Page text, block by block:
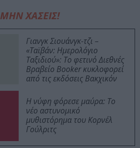
ΜΗΝ ΧΑΣΕΙΣ!
Γιανγκ Σιουάνγκ-τζι –
«Ταϊβάν: Ημερολόγιο
Ταξιδιού»: Το φετινό Διεθνές
Βραβείο Booker κυκλοφορεί
από τις εκδόσεις Βακχικόν
Η νύφη φόρεσε μαύρα: Το
νέο αστυνομικό
μυθιστόρημα του Κορνέλ
Γούλριτς